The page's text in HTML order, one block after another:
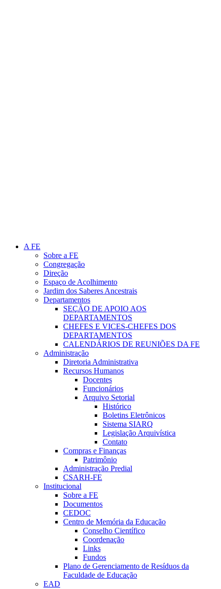
A FE
Sobre a FE
Congregação
Direção
Espaço de Acolhimento
Jardim dos Saberes Ancestrais
Departamentos
SEÇÃO DE APOIO AOS
DEPARTAMENTOS
CHEFES E VICES-CHEFES DOS
DEPARTAMENTOS
CALENDÁRIOS DE REUNIÕES DA FE
Administração
Diretoria Administrativa
Recursos Humanos
Docentes
Funcionários
Arquivo Setorial
Histórico
Boletins Eletrônicos
Sistema SIARQ
Legislação Arquivística
Contato
Compras e Finanças
Patrimônio
Administração Predial
CSARH-FE
Institucional
Sobre a FE
Documentos
CEDOC
Centro de Memória da Educação
Conselho Científico
Coordenação
Links
Fundos
Plano de Gerenciamento de Resíduos da
Faculdade de Educação
EAD